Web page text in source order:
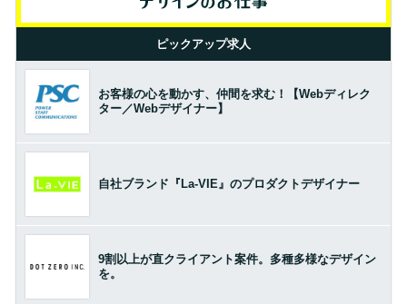
ピックアップ求人
お客様の心を動かす、仲間を求む！【Webディレク
ター／Webデザイナー】
自社ブランド『La-VIE』のプロダクトデザイナー
9割以上が直クライアント案件。多種多様なデザイン
を。